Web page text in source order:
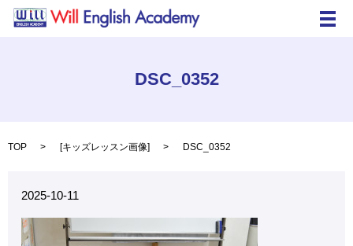
メ
DSC_0352
TOP [キッズレッスン画像] DSC_0352
2025-10-11